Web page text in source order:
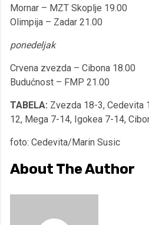
Mornar – MZT Skoplje 19.00
Olimpija – Zadar 21.00
ponedeljak
Crvena zvezda – Cibona 18.00
Budućnost – FMP 21.00
TABELA: Zvezda 18-3, Cedevita
12, Mega 7-14, Igokea 7-14,
foto: Cedevita/Marin Susic
About The Author